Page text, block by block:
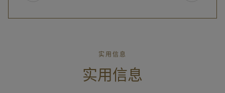
实用信息
实用信息